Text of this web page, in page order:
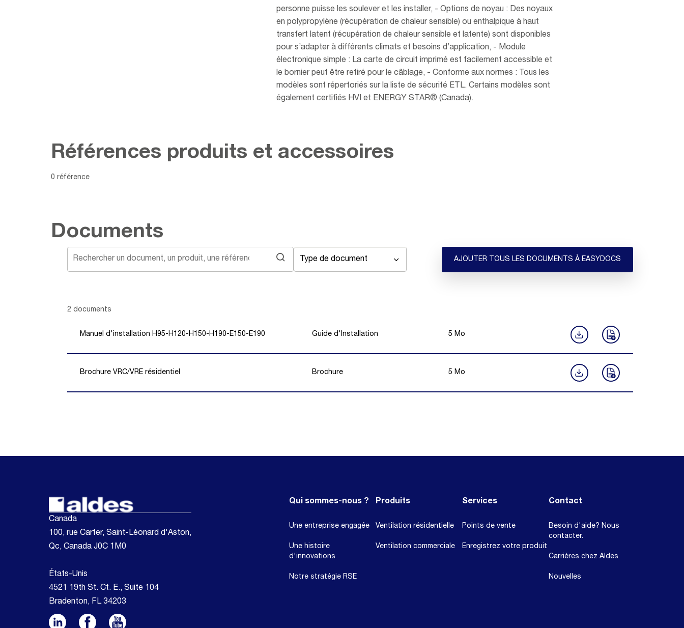
personne puisse les soulever et les installer, - Options de noyau : Des noyaux
en polypropylène (récupération de chaleur sensible) ou enthalpique à haut
transfert latent (récupération de chaleur sensible et latente) sont disponibles
pour s’adapter à différents climats et besoins d’application, - Module
électronique simple : La carte de circuit imprimé est facilement accessible et
le bornier peut être retiré pour le câblage, - Conforme aux normes : Tous les
modèles sont répertoriés sur la liste de sécurité ETL. Certains modèles sont
également certifiés HVI et ENERGY STAR® (Canada).
Références produits et accessoires
0 référence
Documents
Type de document AJOUTER TOUS LES DOCUMENTS À EASYDOCS
Showing 1 -2
2 documents
Manuel d'installation H95-H120-H150-H190-E150-E190 Guide d'Installation 5 Mo
Brochure VRC/VRE résidentiel Brochure 5 Mo
Canada
100, rue Carter, Saint-Léonard d'Aston,
Qc, Canada J0C 1M0
États-Unis
4521 19th St. Ct. E., Suite 104
Bradenton, FL 34203
Qui sommes-nous ?
Une entreprise engagée
Une histoire
d'innovations
Notre stratégie RSE
Produits
Ventilation résidentielle
Ventilation commerciale
Services
Points de vente
Enregistrez votre produit
Contact
Besoin d'aide? Nous
contacter.
Carrières chez Aldes
Nouvelles